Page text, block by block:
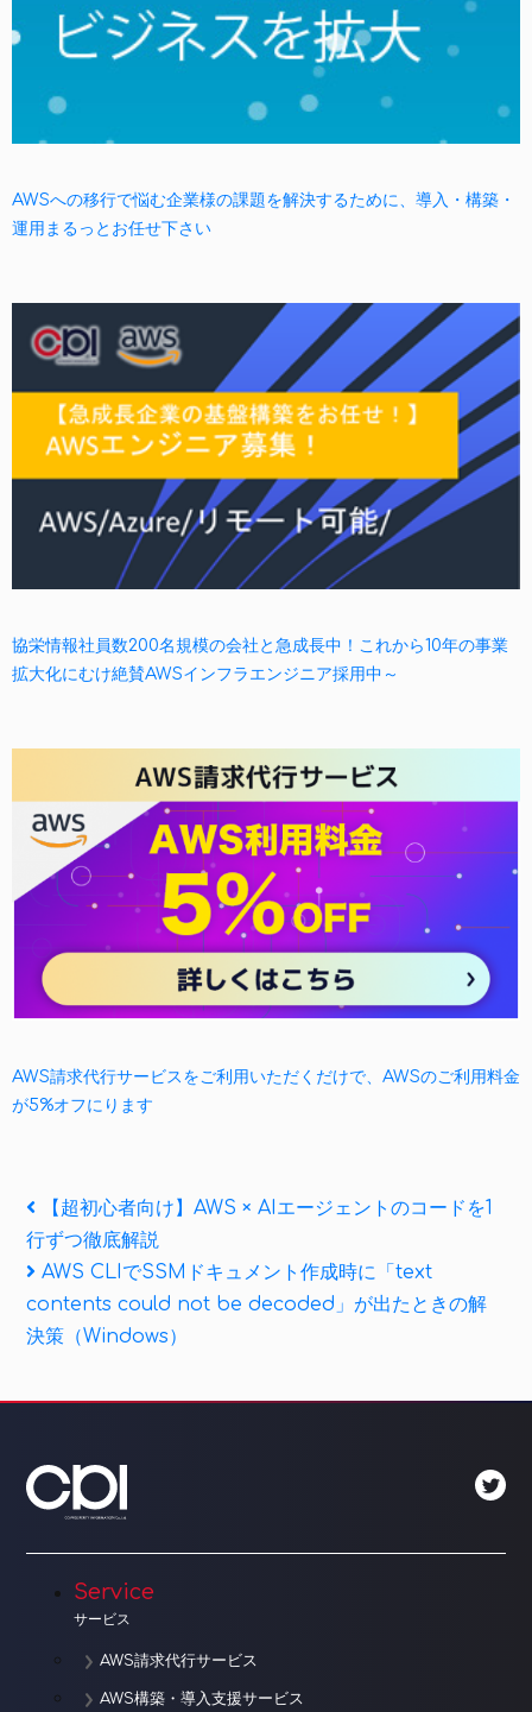
AWSへの移行で悩む企業様の課題を解決するために、導入・構築・
運用まるっとお任せ下さい
協栄情報社員数200名規模の会社と急成長中！これから10年の事業
拡大化にむけ絶賛AWSインフラエンジニア採用中～
AWS請求代行サービスをご利用いただくだけで、AWSのご利用料金
が5%オフにります
投
稿
ナ
ビ
ゲ
シ
ョ
Previous
Post
【超初心者向け】AWS × AIエージェントのコードを1
行ずつ徹底解説
Next
Post
AWS CLIでSSMドキュメント作成時に「text
contents could not be decoded」が出たときの解
決策（Windows）
Service
サービス
AWS請求代行サービス
AWS構築・導入支援サービス